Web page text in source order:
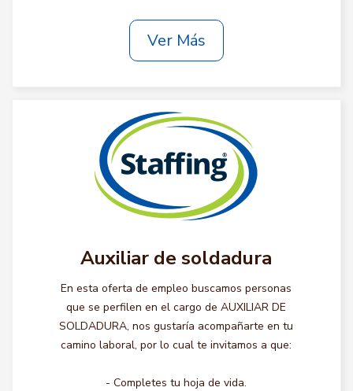
Ver Más
Auxiliar de soldadura
En esta oferta de empleo buscamos personas
que se perfilen en el cargo de AUXILIAR DE
SOLDADURA, nos gustaría acompañarte en tu
camino laboral, por lo cual te invitamos a que:
- Completes tu hoja de vida.